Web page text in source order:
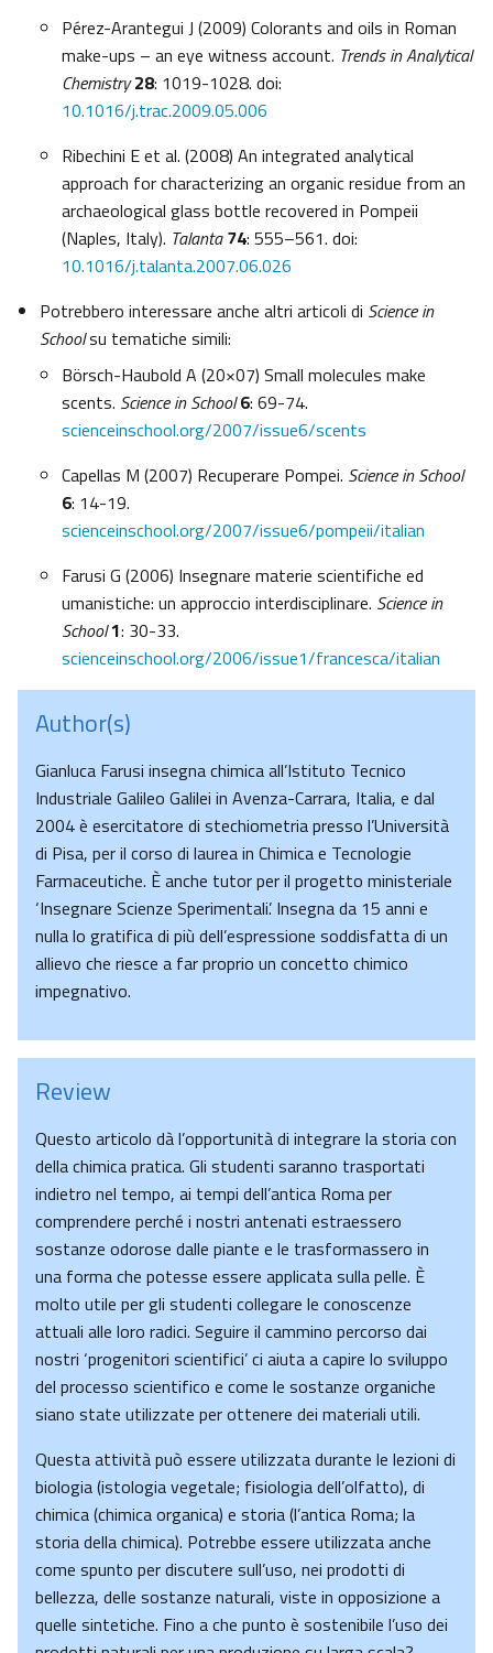
Pérez-Arantegui J (2009) Colorants and oils in Roman
make-ups – an eye witness account. Trends in Analytical
Chemistry 28: 1019-1028. doi:
10.1016/j.trac.2009.05.006
Ribechini E et al. (2008) An integrated analytical
approach for characterizing an organic residue from an
archaeological glass bottle recovered in Pompeii
(Naples, Italy). Talanta 74: 555–561. doi:
10.1016/j.talanta.2007.06.026
Potrebbero interessare anche altri articoli di Science in
Schoolsu tematiche simili:
Börsch-Haubold A (20×07) Small molecules make
scents. Science in School 6: 69-74.
scienceinschool.org/2007/issue6/scents
Capellas M (2007) Recuperare Pompei. Science in School
6: 14-19.
scienceinschool.org/2007/issue6/pompeii/italian
Farusi G (2006) Insegnare materie scientifiche ed
umanistiche: un approccio interdisciplinare. Science in
School1: 30-33.
scienceinschool.org/2006/issue1/francesca/italian
Author(s)
Gianluca Farusi insegna chimica all’Istituto Tecnico
Industriale Galileo Galilei in Avenza-Carrara, Italia, e dal
2004 è esercitatore di stechiometria presso l’Università
di Pisa, per il corso di laurea in Chimica e Tecnologie
Farmaceutiche. È anche tutor per il progetto ministeriale
‘Insegnare Scienze Sperimentali’. Insegna da 15 anni e
nulla lo gratifica di più dell’espressione soddisfatta di un
allievo che riesce a far proprio un concetto chimico
impegnativo.
Review
Questo articolo dà l’opportunità di integrare la storia con
della chimica pratica. Gli studenti saranno trasportati
indietro nel tempo, ai tempi dell’antica Roma per
comprendere perché i nostri antenati estraessero
sostanze odorose dalle piante e le trasformassero in
una forma che potesse essere applicata sulla pelle. È
molto utile per gli studenti collegare le conoscenze
attuali alle loro radici. Seguire il cammino percorso dai
nostri ‘progenitori scientifici’ ci aiuta a capire lo sviluppo
del processo scientifico e come le sostanze organiche
siano state utilizzate per ottenere dei materiali utili.
Questa attività può essere utilizzata durante le lezioni di
biologia (istologia vegetale; fisiologia dell’olfatto), di
chimica (chimica organica) e storia (l’antica Roma; la
storia della chimica). Potrebbe essere utilizzata anche
come spunto per discutere sull’uso, nei prodotti di
bellezza, delle sostanze naturali, viste in opposizione a
quelle sintetiche. Fino a che punto è sostenibile l’uso dei